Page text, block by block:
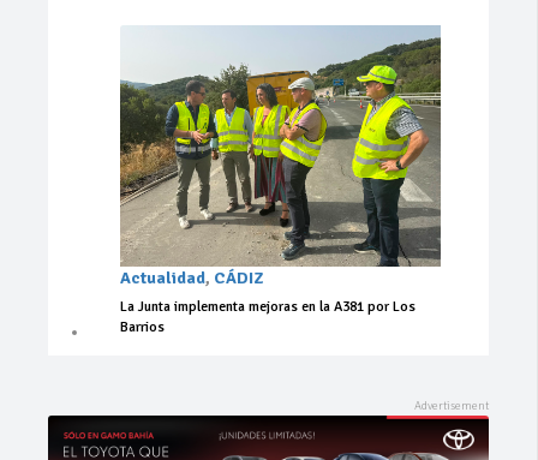
Actualidad, CÁDIZ
La Junta implementa mejoras en la A381 por Los
Barrios